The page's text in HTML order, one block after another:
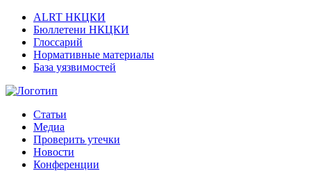
ALRT НКЦКИ
Бюллетени НКЦКИ
Глоссарий
Нормативные материалы
База уязвимостей
Статьи
Медиа
Проверить утечки
Новости
Конференции